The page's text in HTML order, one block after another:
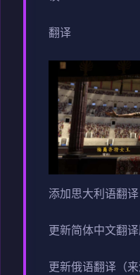
翻译
添加思大利语翻
更新简体中文翻
更新俄语翻译（